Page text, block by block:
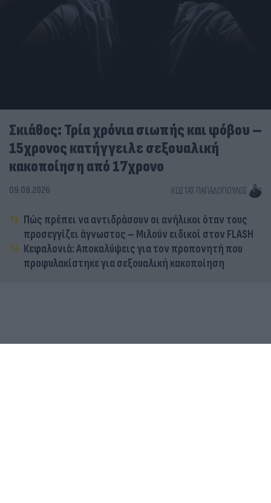
Σκιάθος: Τρία χρόνια σιωπής και φόβου –
15χρονος κατήγγειλε σεξουαλική
κακοποίηση από 17χρονο
09.08.2026 ΚΏΣΤΑΣ ΠΑΠΑΔΌΠΟΥΛΟΣ
Πώς πρέπει να αντιδράσουν οι ανήλικοι όταν τους
προσεγγίζει άγνωστος – Μιλούν ειδικοί στον FLASH
Κεφαλονιά: Αποκαλύψεις για τον προπονητή που
προφυλακίστηκε για σεξουαλική κακοποίηση